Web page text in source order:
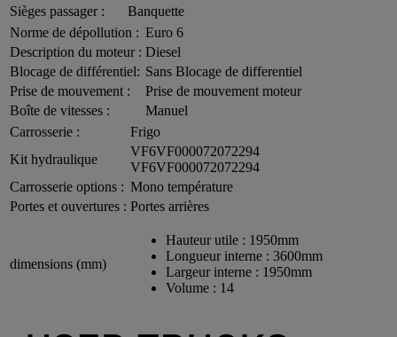
Sièges passager :
Banquette
Norme de dépollution : Euro 6
Description du moteur : Diesel
Blocage de différentiel: Sans Blocage de differentiel
Prise de mouvement :
Prise de mouvement moteur
Boîte de vitesses :
Manuel
Carrosserie :
Frigo
Kit hydraulique
VF6VF000072072294
VF6VF000072072294
Carrosserie options : Mono température
Portes et ouvertures : Portes arrières
dimensions (mm)
Hauteur utile : 1950mm
Longueur interne : 3600mm
Largeur interne : 1950mm
Volume : 14